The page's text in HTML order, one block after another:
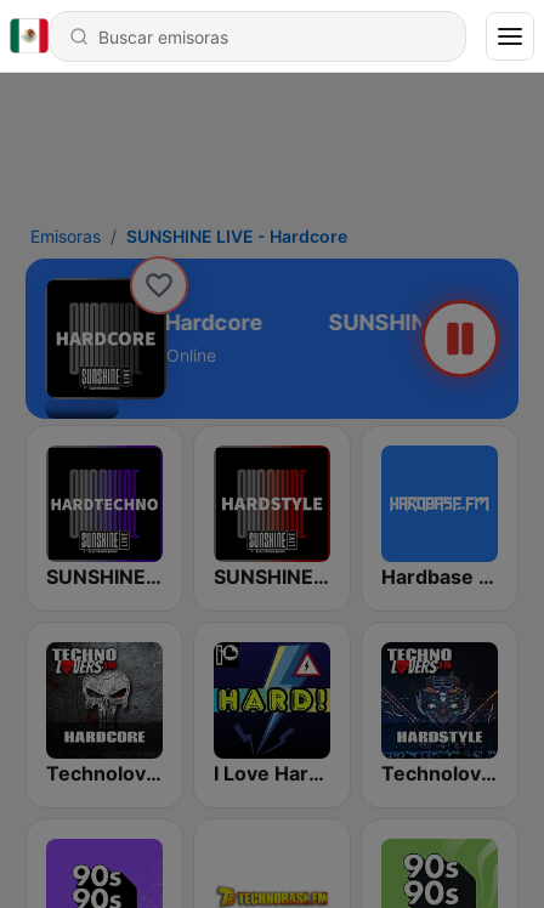
Emisoras SUNSHINE LIVE - Hardcore
LIVE - Hardcore
Online
SUNSHINE LIVE - Hardtechno SUNSHINE LIVE - Hardstyle Hardbase FM
Technolovers - HARDCORE I Love Hardstyle Technolovers - HARDSTYLE